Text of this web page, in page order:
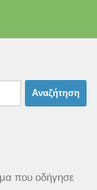
που οδήγησε